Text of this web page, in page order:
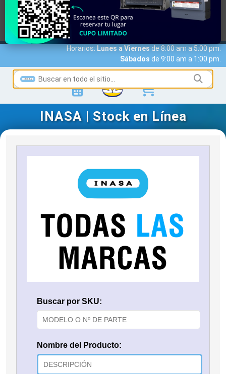
MARCAS ACCESO A CLIENTES
SERVICIOS
NOTICIAS
NOSOTROS
Horarios:Lunes a Viernesde 8:00 am a 5:00 pm.
Sábados de 9:00 am a 1:00 pm.
INASA | Stock en Línea
Buscar por SKU:
Nombre del Producto: